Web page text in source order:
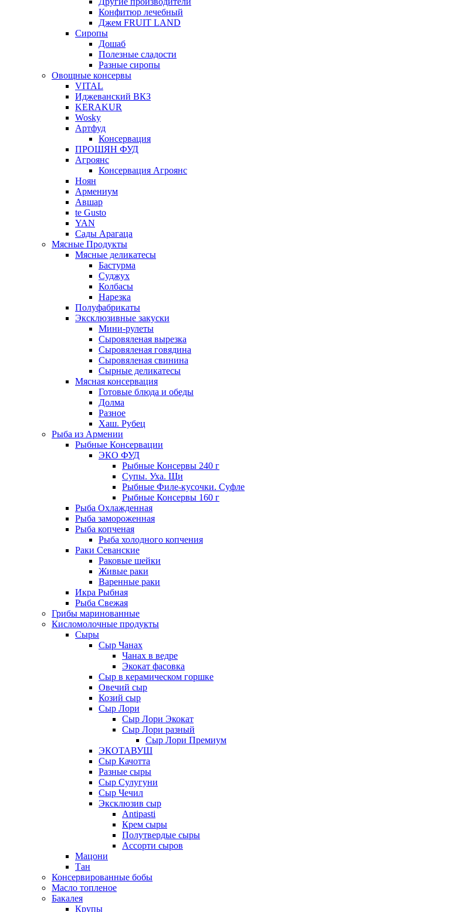
Конфитюр лечебный
Джем FRUIT LAND
Сиропы
Дошаб
Полезные сладости
Разные сиропы
Овощные консервы
VITAL
Иджеванский ВКЗ
KERAKUR
Wosky
Артфуд
Консервация
ПРОШЯН ФУД
Агроянс
Консервация Агроянс
Ноян
Армениум
Авшар
te Gusto
YAN
Сады Арагаца
Мясные Продукты
Мясные деликатесы
Бастурма
Суджух
Колбасы
Нарезка
Полуфабрикаты
Эксклюзивные закуски
Мини-рулеты
Сыровяленая вырезка
Сыровяленая говядина
Сыровяленая свинина
Сырные деликатесы
Мясная консервация
Готовые блюда и обеды
Долма
Разное
Хаш. Рубец
Рыба из Армении
Рыбные Консервации
ЭКО ФУД
Рыбные Консервы 240 г
Супы. Уха. Щи
Рыбные Филе-кусочки. Суфле
Рыбные Консервы 160 г
Рыба Охлажденная
Рыба замороженная
Рыба копченая
Рыба холодного копчения
Раки Севанские
Раковые шейки
Живые раки
Варенные раки
Икра Рыбная
Рыба Свежая
Грибы маринованные
Кисломолочные продукты
Сыры
Сыр Чанах
Чанах в ведре
Экокат фасовка
Сыр в керамическом горшке
Овечий сыр
Козий сыр
Сыр Лори
Сыр Лори Экокат
Сыр Лори разный
Сыр Лори Премиум
ЭКОТАВУШ
Сыр Качотта
Разные сыры
Сыр Сулугуни
Сыр Чечил
Эксклюзив сыр
Antipasti
Крем сыры
Полутвердые сыры
Ассорти сыров
Мацони
Тан
Консервированные бобы
Масло топленое
Бакалея
Крупы